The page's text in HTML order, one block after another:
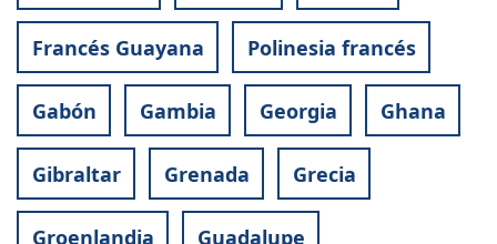
Francés Guayana Polinesia francés
Gabón Gambia Georgia Ghana
Gibraltar Grenada Grecia
Groenlandia Guadalupe